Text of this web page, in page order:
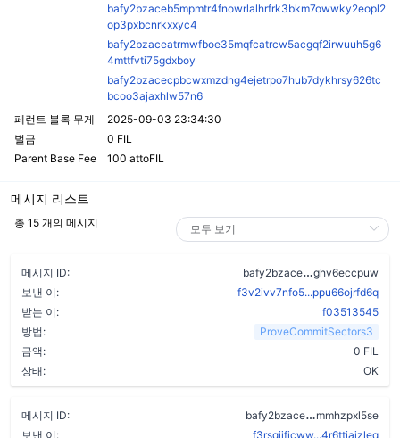
bafy2bzaceb5mpmtr4fnowrlalhrfrk3bkm7owwky2eopl2
op3pxbcnrkxxyc4
bafy2bzaceatrmwfboe35mqfcatrcw5acgqf2irwuuh5g6
4mttfvti75gdxboy
bafy2bzacecpbcwxmzdng4ejetrpo7hub7dykhrsy626tc
bcoo3ajaxhlw57n6
페런트 블록 무게
2025-09-03 23:34:30
벌금
0 FIL
Parent Base Fee
100 attoFIL
메시지 리스트
총 15 개의 메시지
메시지 ID: bafy2bzace
ghv6eccpuw
보낸 이:
f3v2ivv7nfo5...ppu66ojrfd6q
받는 이:
f03513545
방법:
ProveCommitSectors3
금액:
0 FIL
상태:
OK
메시지 ID: bafy2bzace
mmhzpxl5se
보낸 이:
f3rsqijfjcww...4r6ttjajzleq